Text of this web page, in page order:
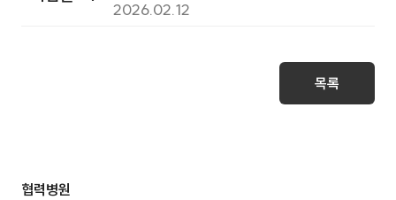
선사 채용공고
2026.02.12
목록
협력병원